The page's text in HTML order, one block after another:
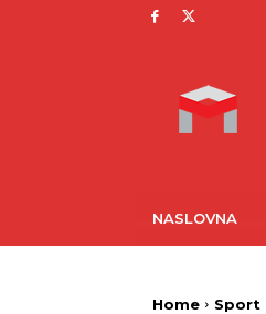
NASLOVNA
Home Sport